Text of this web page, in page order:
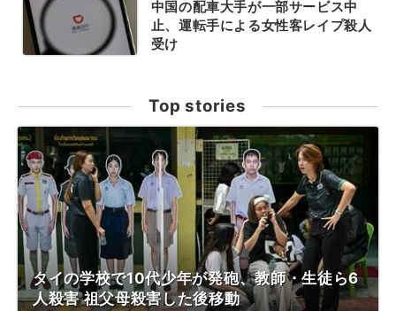
中国の配車大手が一部サービス中
止、運転手による女性客レイプ殺人
受け
Top stories
タイの学校で10代少年が発砲、教師・生徒ら6
人殺害 祖父母殺害した後移動